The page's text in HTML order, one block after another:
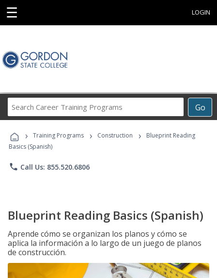
☰ LOGIN
Go
Career
Programs
› Training Programs › Construction ›
Blueprint Reading
Basics (Spanish)
phone Call Us: 855.520.6806
Blueprint Reading Basics (Spanish)
Aprende cómo se organizan los planos y cómo se
aplica la información a lo largo de un juego de planos
de construcción.